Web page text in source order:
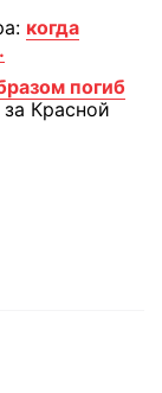
когда
погиб
Красной
Whatsapp
в Messenger
в LinkedIn
news
Viber
в LinkedIn